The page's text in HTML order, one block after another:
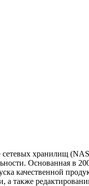
хранилищ
Основанная в
качественной
также